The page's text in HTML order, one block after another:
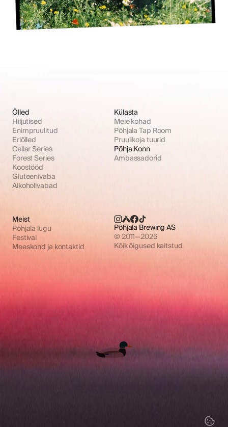
Õlled
Hiljutised
Enimpruulitud
Eriõlled
Cellar Series
Forest Series
Koostööd
Gluteenivaba
Alkoholivabad
Külasta
Meie kohad
Põhjala Tap Room
Pruulikoja tuurid
Põhja Konn
Ambassadorid
Meist
Põhjala lugu
Festival
Meeskond ja kontaktid
Põhjala Brewing AS
© 2011—2026
Kõik õigused kaitstud